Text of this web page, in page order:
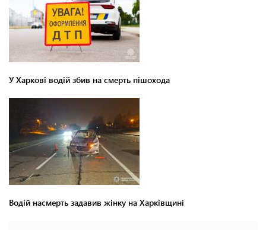
У Харкові водій збив на смерть пішохода
Водій насмерть задавив жінку на Харківщині